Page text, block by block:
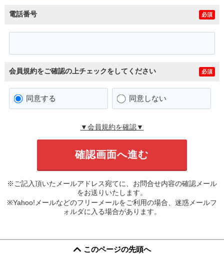
電話番号 必須
会員規約をご確認の上チェックをしてください 必須
同意する 同意しない
▼会員規約を確認▼
※ご記入頂いたメールアドレス宛てに、お問合せ内容の確認メール
をお送りいたします。
※Yahoo!メールなどのフリーメールをご利用の場合、迷惑メールフ
ォルダに入る場合があります。
このページの先頭へ